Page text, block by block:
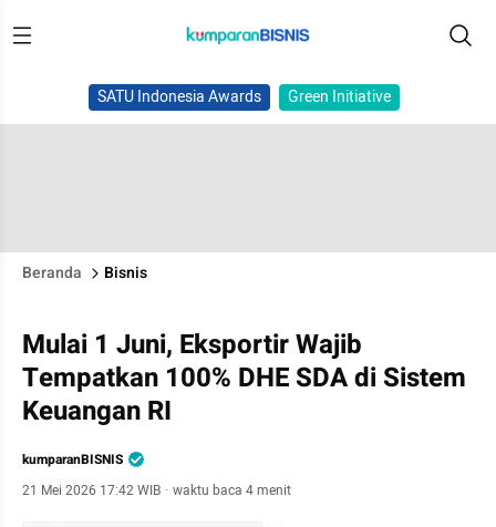
SATU Indonesia Awards Green Initiative
Beranda Bisnis
Mulai 1 Juni, Eksportir Wajib
Tempatkan 100% DHE SDA di Sistem
Keuangan RI
kumparanBISNIS
21 Mei 2026 17:42 WIB · waktu baca 4 menit